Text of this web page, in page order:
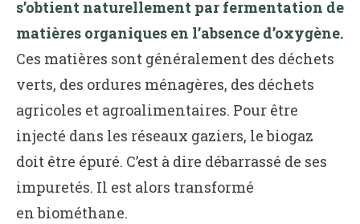
s’obtient naturellement par fermentation de
matières organiques en l’absence d’oxygène.
Ces matières sont généralement des déchets
verts, des ordures ménagères, des déchets
agricoles et agroalimentaires. Pour être
injecté dans les réseaux gaziers, le biogaz
doit être épuré. C’est à dire débarrassé de ses
impuretés. Il est alors transformé
en biométhane.